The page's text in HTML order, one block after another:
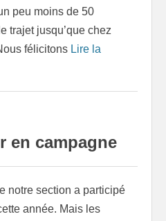
peu moins de 50
trajet jusqu’que chez
félicitons Lire la
en campagne
notre section a participé
année. Mais les